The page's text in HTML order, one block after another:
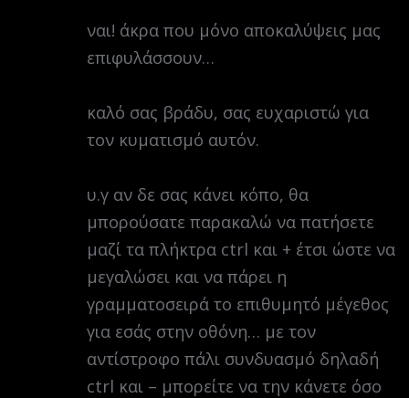
ναι! άκρα που μόνο αποκαλύψεις μας
επιφυλάσσουν…
καλό σας βράδυ, σας ευχαριστώ για
τον κυματισμό αυτόν.
υ.γ αν δε σας κάνει κόπο, θα
μπορούσατε παρακαλώ να πατήσετε
μαζί τα πλήκτρα ctrl και + έτσι ώστε να
μεγαλώσει και να πάρει η
γραμματοσειρά το επιθυμητό μέγεθος
για εσάς στην οθόνη… με τον
αντίστροφο πάλι συνδυασμό δηλαδή
ctrl και – μπορείτε να την κάνετε όσο